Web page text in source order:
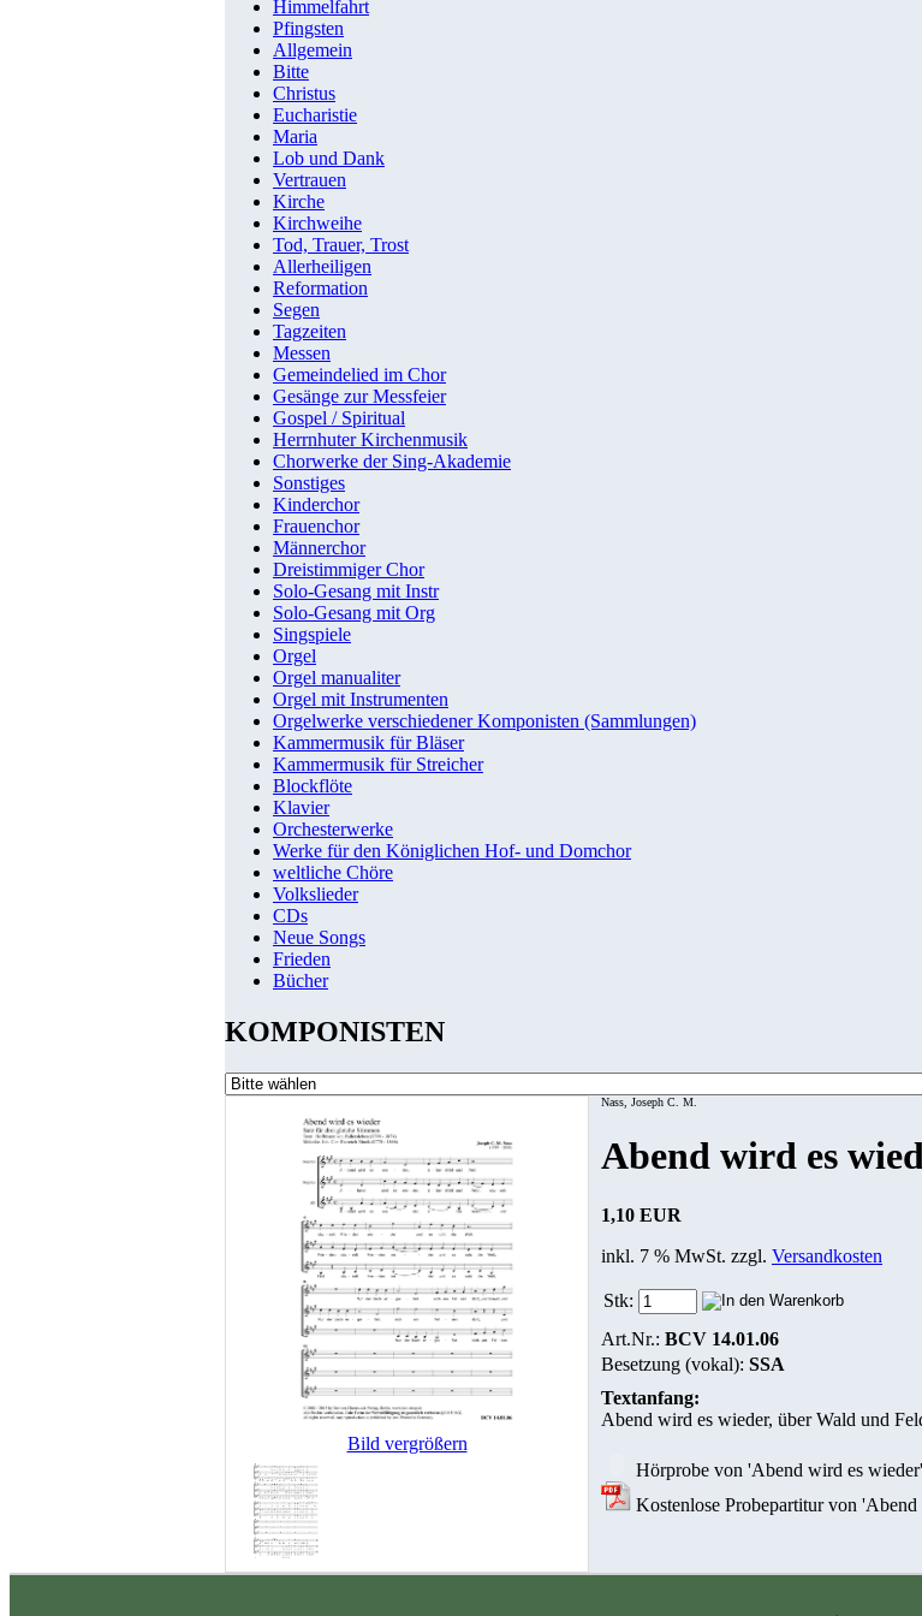
Himmelfahrt
Pfingsten
Allgemein
Bitte
Christus
Eucharistie
Maria
Lob und Dank
Vertrauen
Kirche
Kirchweihe
Tod, Trauer, Trost
Allerheiligen
Reformation
Segen
Tagzeiten
Messen
Gemeindelied im Chor
Gesänge zur Messfeier
Gospel / Spiritual
Herrnhuter Kirchenmusik
Chorwerke der Sing-Akademie
Sonstiges
Kinderchor
Frauenchor
Männerchor
Dreistimmiger Chor
Solo-Gesang mit Instr
Solo-Gesang mit Org
Singspiele
Orgel
Orgel manualiter
Orgel mit Instrumenten
Orgelwerke verschiedener Komponisten (Sammlungen)
Kammermusik für Bläser
Kammermusik für Streicher
Blockflöte
Klavier
Orchesterwerke
Werke für den Königlichen Hof- und Domchor
weltliche Chöre
Volkslieder
CDs
Neue Songs
Frieden
Bücher
KOMPONISTEN
Bild vergrößern
Nass, Joseph C. M.
Abend wird es
1,10 EUR
inkl. 7 % MwSt. zzgl. Versandkosten
Stk:
Art.Nr.: BCV 14.01.06
Besetzung (vokal): SSA
Textanfang:
Abend wird es wieder, über Wald und
Hörprobe von 'Abend wird es wieder'
Kostenlose Probepartitur von